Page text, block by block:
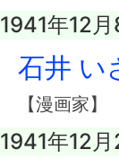
1941年12
石井 い
【漫画家】
1941年12